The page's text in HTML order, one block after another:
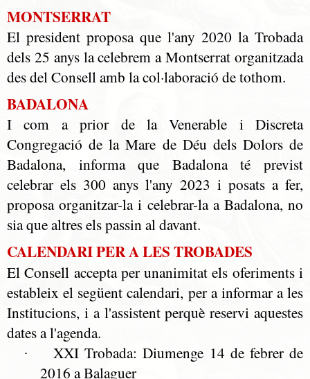
MONTSERRAT
El president proposa que l'any 2020 la Trobada
dels 25 anys la celebrem a Montserrat organitzada
des del Consell amb la col·laboració de tothom.
BADALONA
I com a prior de la Venerable i Discreta
Congregació de la Mare de Déu dels Dolors de
Badalona, informa que Badalona té previst
celebrar els 300 anys l'any 2023 i posats a fer,
proposa organitzar-la i celebrar-la a Badalona, no
sia que altres els passin al davant.
CALENDARI PER A LES TROBADES
El Consell accepta per unanimitat els oferiments i
estableix el següent calendari, per a informar a les
Institucions, i a l'assistent perquè reservi aquestes
dates a l'agenda.
·
XXI Trobada: Diumenge 14 de febrer de
2016 a Balaguer